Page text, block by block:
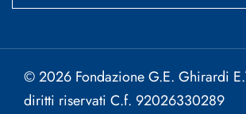
© 2026 Fondazione G.E. Ghirardi
diritti riservati C.f. 92026330289